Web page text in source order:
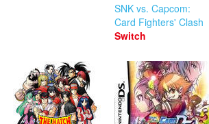
SNK vs. Capcom:
Card Fighters' Clash
Switch